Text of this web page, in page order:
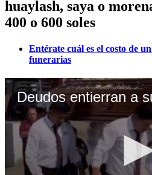
huaylash, saya o
400 o 600 soles
Entérate cuál es el costo de
funerarias